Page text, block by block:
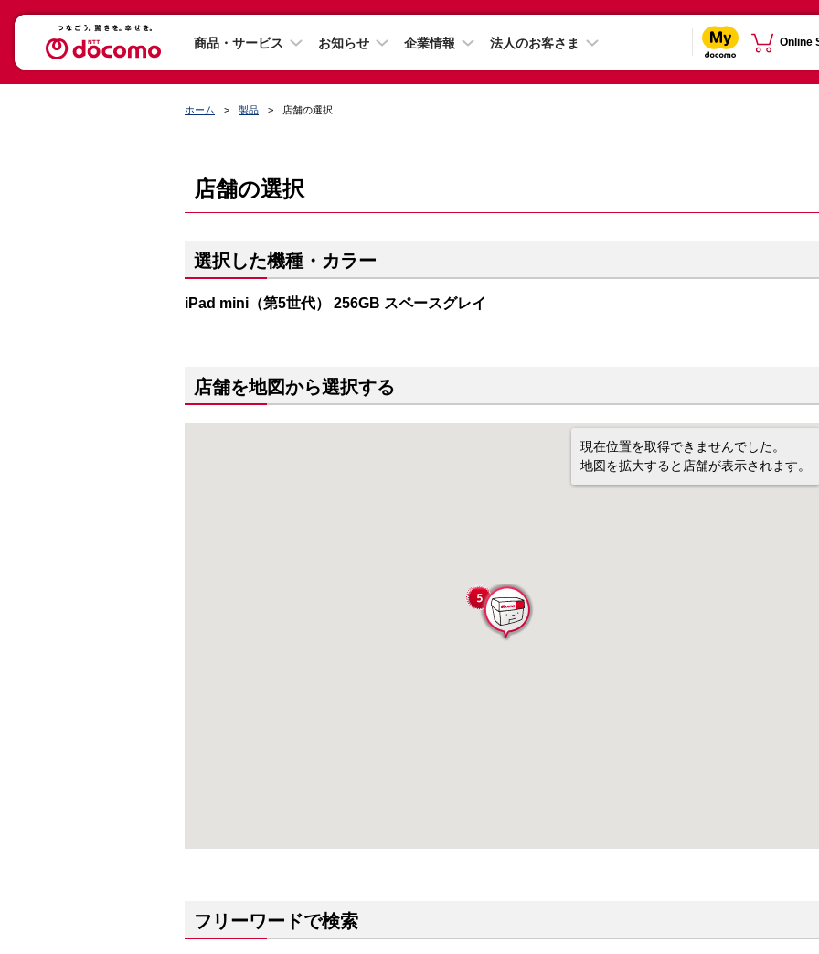
商品・サービス お知らせ 企業情報 法人のお客さま Online
ホーム 製品 店舗の選択
店舗の選択
選択した機種・カラー
iPad mini（第5世代） 256GB スペースグレイ
店舗を地図から選択する
現在位置を取得できませんでした。
地図を拡大すると店舗が表示されます。
フリーワードで検索